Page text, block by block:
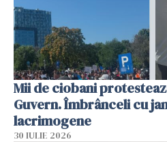
Mii de ciobani
Guvern. Îmbrânceli cu
lacrimogene
30 IULIE 2026